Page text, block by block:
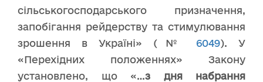
сільськогосподарського призначення,
запобігання рейдерству та стимулювання
зрошення в Україні» (№ 6049). У
«Перехідних положеннях» Закону
установлено, що «…з дня набрання